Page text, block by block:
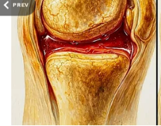
PREV
இதுக்குறித்து
மின்சாரத்துறை
சொன்னதால் தான்
உயர்த்தியதாக அவர்
ஆனால் மத்திய
காலகட்டத்திலும் எந்த